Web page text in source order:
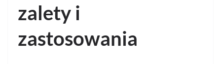
zalety i
zastosowania